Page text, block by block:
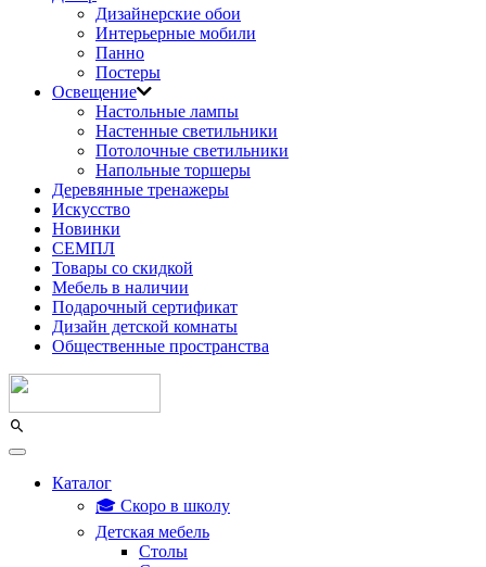
Дизайнерские обои
Интерьерные мобили
Панно
Постеры
Освещение
Настольные лампы
Настенные светильники
Потолочные светильники
Напольные торшеры
Деревянные тренажеры
Искусство
Новинки
СЕМПЛ
Товары со скидкой
Мебель в наличии
Подарочный сертификат
Дизайн детской комнаты
Общественные пространства
Каталог
🎓 Скоро в школу
Детская мебель
Столы